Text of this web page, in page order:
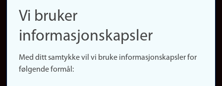
(no)
Finn forsker
Presse
Finn studier
Ledige stillinger
Vi bruker
informasjonskapsler
Med ditt samtykke vil vi bruke informasjonskapsler for
følgende formål: